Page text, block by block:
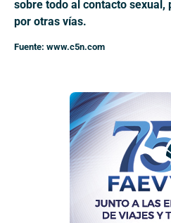
sobre todo al contacto sexual,
por otras vías.
Fuente: www.c5n.com